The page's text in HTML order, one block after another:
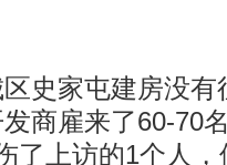
家屯建房没有
商雇来了60-70
了上访的1个人